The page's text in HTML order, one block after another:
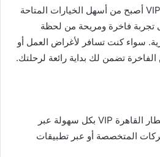
حجز ليموزين مطار القاهرة VIP أصبح من أسهل الخيارات المتاحة
تجربة فاخرة ومريحة من لحظة
سواء كنت تسافر لأغراض العمل أو
الفاخرة تضمن لك بداية رائعة لرحلتك.
لذلك يمكنك حجز ليموزين مطار القاهرة VIP بكل سهولة عبر
المتخصصة أو عبر تطبيقات